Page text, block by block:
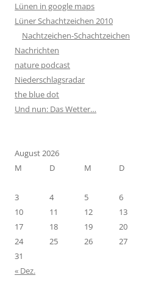
Lünen in google maps
Lüner Schachtzeichen 2010
Nachtzeichen-Schachtzeichen
Nachrichten
nature podcast
Niederschlagsradar
the blue dot
Und nun: Das Wetter…
August 2026
M
D M D
3
4 5 6
10
11 12 13
17
18 19 20
24
25 26 27
31
« Dez.